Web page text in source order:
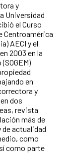
y
Universidad
el Curso
Centroamérica
AECI y el
2003 en la
en
y
dos
revista
más de
actualidad
como
como parte